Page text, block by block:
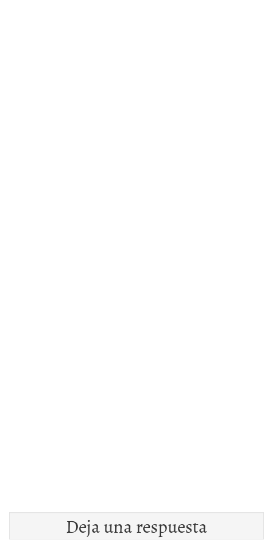
Deja una respuesta